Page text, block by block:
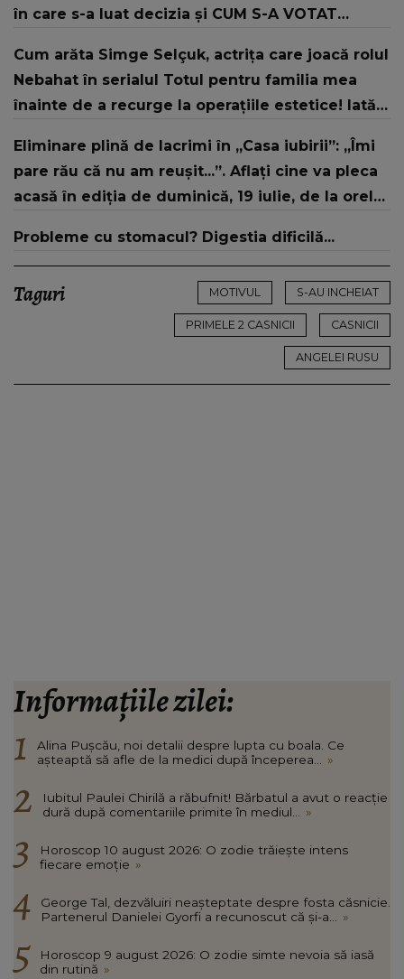
în care s-a luat decizia și CUM S-A VOTAT
strategic de..."
Cum arăta Simge Selçuk, actrița care joacă rolul
Nebahat în serialul Totul pentru familia mea
înainte de a recurge la operațiile estetice! Iată
„Tinerețe rebelă”
Eliminare plină de lacrimi în „Casa iubirii”: „Îmi
pare rău că nu am reușit...”. Aflați cine va pleca
acasă în ediția de duminică, 19 iulie, de la orele
Probleme cu stomacul? Digestia dificilă...
Taguri MOTIVUL S-AU INCHEIAT
PRIMELE 2 CASNICII CASNICII
ANGELEI RUSU
Informațiile zilei:
Alina Pușcău, noi detalii despre lupta cu boala. Ce
așteaptă să afle de la medici după începerea... »
Iubitul Paulei Chirilă a răbufnit! Bărbatul a avut o reacție
dură după comentariile primite în mediul... »
Horoscop 10 august 2026: O zodie trăiește intens
fiecare emoție »
George Tal, dezvăluiri neașteptate despre fosta căsnicie.
Partenerul Danielei Gyorfi a recunoscut că și-a... »
Horoscop 9 august 2026: O zodie simte nevoia să iasă
din rutină »